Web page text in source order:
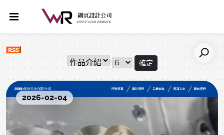
確定
2026-02-04